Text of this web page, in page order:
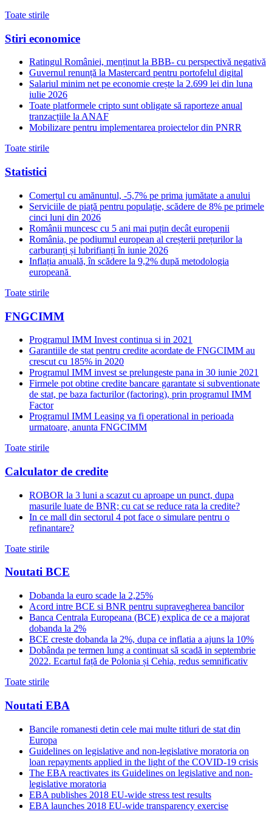
Toate stirile
Stiri economice
Ratingul României, menținut la BBB- cu perspectivă negativă
Guvernul renunță la Mastercard pentru portofelul digital
Salariul minim net pe economie crește la 2.699 lei din luna
iulie 2026
Toate platformele cripto sunt obligate să raporteze anual
tranzacțiile la ANAF
Mobilizare pentru implementarea proiectelor din PNRR
Toate stirile
Statistici
Comerțul cu amănuntul, -5,7% pe prima jumătate a anului
Serviciile de piață pentru populație, scădere de 8% pe primele
cinci luni din 2026
Românii muncesc cu 5 ani mai puțin decât europenii
România, pe podiumul european al creșterii prețurilor la
carburanți și lubrifianți în iunie 2026
Inflația anuală, în scădere la 9,2% după metodologia
europeană
Toate stirile
FNGCIMM
Programul IMM Invest continua si in 2021
Garantiile de stat pentru credite acordate de FNGCIMM au
crescut cu 185% in 2020
Programul IMM invest se prelungeste pana in 30 iunie 2021
Firmele pot obtine credite bancare garantate si subventionate
de stat, pe baza facturilor (factoring), prin programul IMM
Factor
Programul IMM Leasing va fi operational in perioada
urmatoare, anunta FNGCIMM
Toate stirile
Calculator de credite
ROBOR la 3 luni a scazut cu aproape un punct, dupa
masurile luate de BNR; cu cat se reduce rata la credite?
In ce mall din sectorul 4 pot face o simulare pentru o
refinantare?
Toate stirile
Noutati BCE
Dobanda la euro scade la 2,25%
Acord intre BCE si BNR pentru supravegherea bancilor
Banca Centrala Europeana (BCE) explica de ce a majorat
dobanda la 2%
BCE creste dobanda la 2%, dupa ce inflatia a ajuns la 10%
Dobânda pe termen lung a continuat să scadă in septembrie
2022. Ecartul față de Polonia și Cehia, redus semnificativ
Toate stirile
Noutati EBA
Bancile romanesti detin cele mai multe titluri de stat din
Europa
Guidelines on legislative and non-legislative moratoria on
loan repayments applied in the light of the COVID-19 crisis
The EBA reactivates its Guidelines on legislative and non-
legislative moratoria
EBA publishes 2018 EU-wide stress test results
EBA launches 2018 EU-wide transparency exercise